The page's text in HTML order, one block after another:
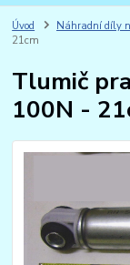
Úvod Náhradní díly
21cm
Tlumič
100N -